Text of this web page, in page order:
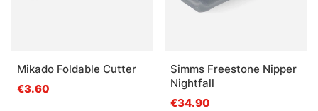
Mikado Foldable Cutter
€3.60
Simms Freestone Nipper
Nightfall
€34.90